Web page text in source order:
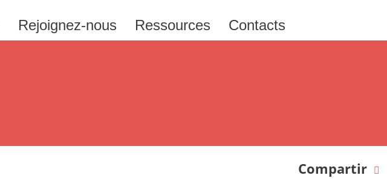
Rejoignez-nous Ressources Contacts
Compartir